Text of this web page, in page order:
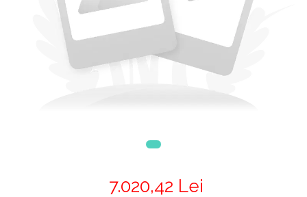
Aparate de respirat autonome
Accesorii generatoare
Camere Termice
Accesorii pentru camere de
Dispozitive De Masurare7.020,42 Lei